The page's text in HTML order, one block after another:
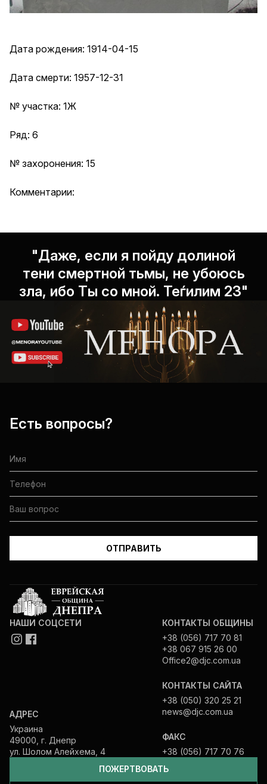
Дата рождения: 1914-04-15
Дата смерти: 1957-12-31
№ участка: 1Ж
Ряд: 6
№ захоронения: 15
Комментарии:
"Даже, если я пойду долиной
тени смертной тьмы, не убоюсь
зла, ибо Ты со мной. Теѓилим 23"
Есть вопросы?
ПОЖЕРТВОВАТЬ
НАШИ СОЦСЕТИ
АДРЕС
Украина
49000, г. Днепр
ул. Шолом Алейхема, 4
КОНТАКТЫ ОБЩИНЫ
+38 (056) 717 70 81
+38 067 915 26 00
Office2@djc.com.ua
КОНТАКТЫ САЙТА
+38 (050) 320 25 21
news@djc.com.ua
ФАКС
+38 (056) 717 70 76